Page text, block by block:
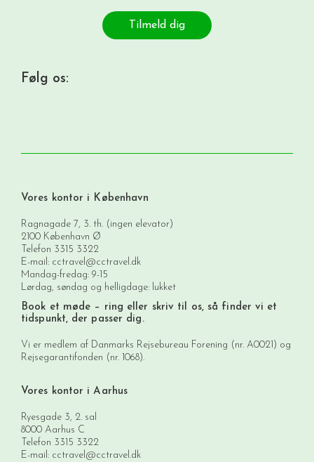
Tilmeld dig
Følg os:
Vores kontor i København
Ragnagade 7, 3. th. (ingen elevator)
2100 København Ø
Telefon 3315 3322
E-mail: cctravel@cctravel.dk
Mandag-fredag: 9-15
Lørdag, søndag og helligdage: lukket
Book et møde – ring eller skriv til os, så finder vi et
tidspunkt, der passer dig.
Vi er medlem af Danmarks Rejsebureau Forening (nr. A0021) og
Rejsegarantifonden (nr. 1068).
Vores kontor i Aarhus
Ryesgade 3, 2. sal
8000 Aarhus C
Telefon 3315 3322
E-mail: cctravel@cctravel.dk